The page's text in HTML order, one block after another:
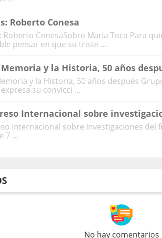
Roberto Conesa
Roberto ConesaSobre Maria Toca Para
pensar en que su triste ...
y la Historia, 50 años
y la Historia, 50 años después
su convicci ...
Internacional sobre
Internacional sobre investigaciones
7 ...
No hay comentarios